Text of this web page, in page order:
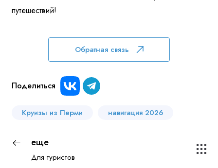
путешествий!
Обратная связь
Поделиться
Круизы из Перми навигация 2026
еще
Для туристов